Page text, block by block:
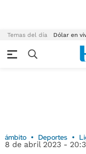
Temas del día Dólar en
ámbito Deportes
8 de abril 2023 -